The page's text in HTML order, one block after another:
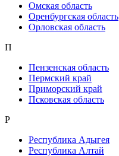
Омская область
Оренбургская область
Орловская область
П
Пензенская область
Пермский край
Приморский край
Псковская область
Р
Республика Адыгея
Республика Алтай